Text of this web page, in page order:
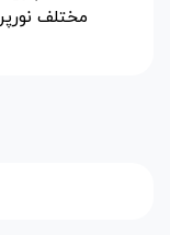
مختلف